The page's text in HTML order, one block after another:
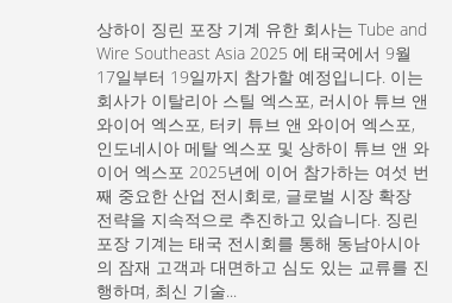
상하이 징린 포장 기계 유한 회사는 Tube and
Wire Southeast Asia 2025 에 태국에서 9월
17일부터 19일까지 참가할 예정입니다. 이는
회사가 이탈리아 스틸 엑스포, 러시아 튜브 앤
와이어 엑스포, 터키 튜브 앤 와이어 엑스포,
인도네시아 메탈 엑스포 및 상하이 튜브 앤 와
이어 엑스포 2025년에 이어 참가하는 여섯 번
째 중요한 산업 전시회로, 글로벌 시장 확장
전략을 지속적으로 추진하고 있습니다. 징린
포장 기계는 태국 전시회를 통해 동남아시아
의 잠재 고객과 대면하고 심도 있는 교류를 진
행하며, 최신 기술...